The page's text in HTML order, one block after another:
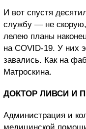
И вот спустя
службу — не
лелею планы
на COVID-19. У них
завались. Как на
Матроскина.
ДОКТОР ЛИВСИ И
Администрация и